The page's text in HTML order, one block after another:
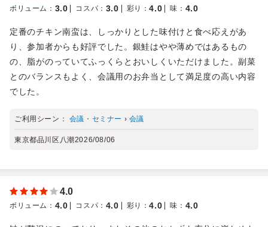
ボリューム ： 3.0 コスパ ： 3.0 彩り ：4.0 味 ： 4.0
定番のチキン南蛮は、しっかりとした味付けと食べ応えがあ
り、参加者からも好評でした。銀鮭はやや薄めではあるもの
の、脂がのっていてふっくらとおいしくいただけました。副菜
とのバランスもよく、会議用のお弁当として満足度の高い内容
でした。
ご利用シーン： 会議・セミナー › 会議
東京都品川区八潮2026/08/06
4.0
ボリューム ： 4.0 コスパ ： 4.0 彩り ：4.0 味 ： 4.0